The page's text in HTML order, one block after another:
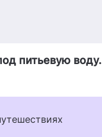
питьевую воду.